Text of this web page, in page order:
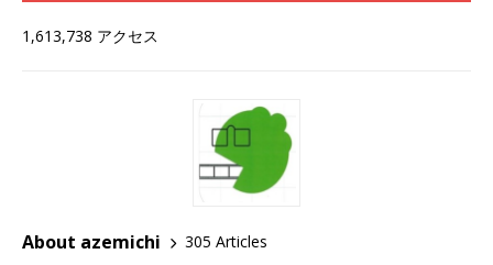
1,613,738 アクセス
About azemichi
305 Articles